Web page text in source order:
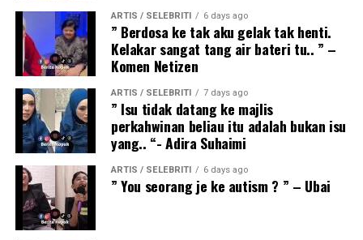
ARTIS / SELEBRITI 6 days ago
” Berdosa ke tak aku gelak tak henti.
Kelakar sangat tang air bateri tu.. ” –
Komen Netizen
ARTIS / SELEBRITI 7 days ago
” Isu tidak datang ke majlis
perkahwinan beliau itu adalah bukan isu
yang.. “- Adira Suhaimi
ARTIS / SELEBRITI 6 days ago
” You seorang je ke autism ? ” – Ubai